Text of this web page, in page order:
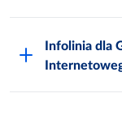
Zgłoś
Inspektor
Metro AG
Polskie
Zgody
FAQ
Jak
Regulaminy
Infolinia dla